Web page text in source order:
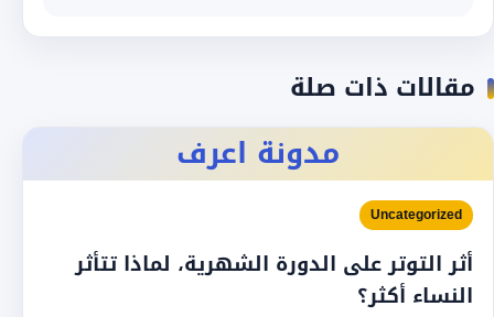
مقالات ذات صلة
مدونة اعرف
Uncategorized
أثر التوتر على الدورة الشهرية، لماذا تتأثر
النساء أكثر؟